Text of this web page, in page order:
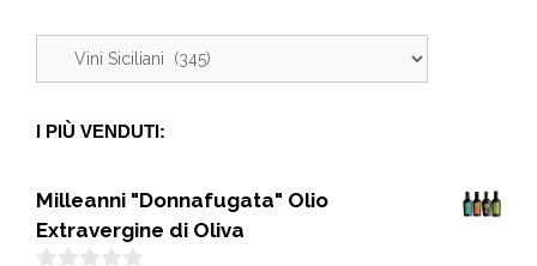
I PIÙ VENDUTI:
Milleanni "Donnafugata" Olio
Extravergine di Oliva